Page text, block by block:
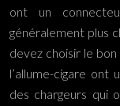
ont un
généralement plus
devez choisir le
l’allume-cigare ont
des chargeurs qui